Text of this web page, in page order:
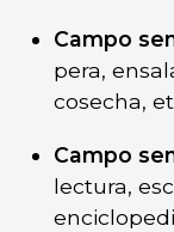
Campo
pera,
cosecha,
Campo
lectura,